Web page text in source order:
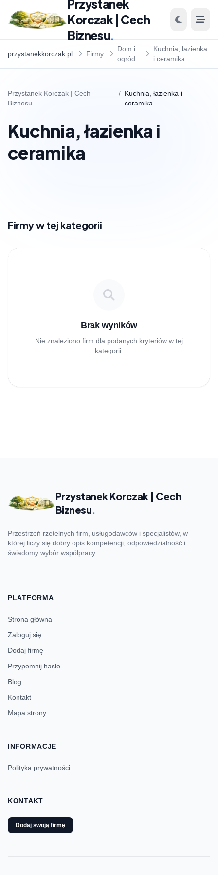
Przystanek
Korczak | Cech
Biznesu.
przystanekkorczak.pl Firmy
Dom i
ogród
Kuchnia, łazienka
i ceramika
Przystanek Korczak | Cech
Biznesu
/ Kuchnia, łazienka i
ceramika
Kuchnia, łazienka i
ceramika
Firmy w tej kategorii
Brak wyników
Nie znaleziono firm dla podanych kryteriów w tej
kategorii.
Przystanek Korczak | Cech
Biznesu.
Przestrzeń rzetelnych firm, usługodawców i specjalistów, w
której liczy się dobry opis kompetencji, odpowiedzialność i
świadomy wybór współpracy.
PLATFORMA
Strona główna
Zaloguj się
Dodaj firmę
Przypomnij hasło
Blog
Kontakt
Mapa strony
INFORMACJE
Polityka prywatności
KONTAKT
Dodaj swoją firmę